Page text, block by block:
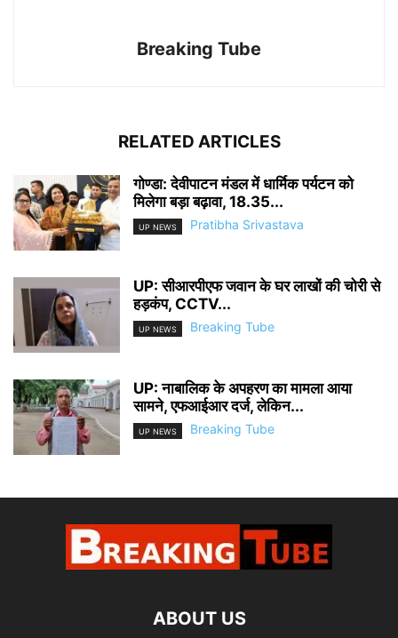
Breaking Tube
RELATED ARTICLES
गोण्डा: देवीपाटन मंडल में धार्मिक पर्यटन को
मिलेगा बड़ा बढ़ावा, 18.35...
UP NEWS Pratibha Srivastava
UP: सीआरपीएफ जवान के घर लाखों की चोरी से
हड़कंप, CCTV...
UP NEWS Breaking Tube
UP: नाबालिक के अपहरण का मामला आया
सामने, एफआईआर दर्ज, लेकिन...
UP NEWS Breaking Tube
ABOUT US